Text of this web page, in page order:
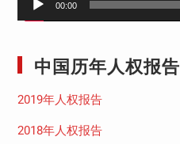
00:00
中国历年人权报告
2019年人权报告
2018年人权报告